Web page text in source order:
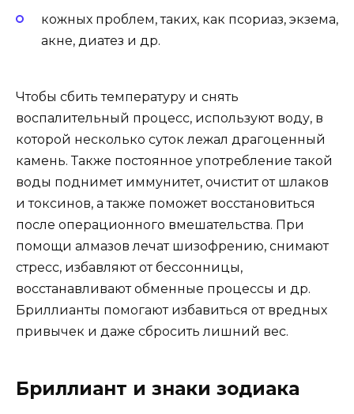
кожных проблем, таких, как псориаз, экзема,
акне, диатез и др.
Чтобы сбить температуру и снять
воспалительный процесс, используют воду, в
которой несколько суток лежал драгоценный
камень. Также постоянное употребление такой
воды поднимет иммунитет, очистит от шлаков
и токсинов, а также поможет восстановиться
после операционного вмешательства. При
помощи алмазов лечат шизофрению, снимают
стресс, избавляют от бессонницы,
восстанавливают обменные процессы и др.
Бриллианты помогают избавиться от вредных
привычек и даже сбросить лишний вес.
Бриллиант и знаки зодиака